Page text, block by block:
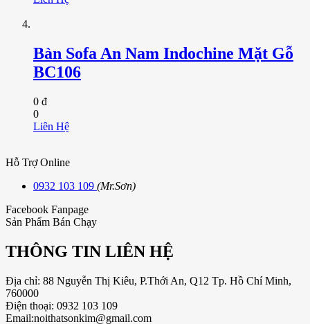
Bàn Sofa An Nam Indochine Mặt Gỗ
BC106
0 đ
0
Liên Hệ
Hỗ Trợ Online
0932 103 109 (Mr.Sơn)
Facebook Fanpage
Sản Phẩm Bán Chạy
THÔNG TIN LIÊN HỆ
Địa chỉ: 88 Nguyễn Thị Kiêu, P.Thới An, Q12 Tp. Hồ Chí Minh,
760000
Điện thoại: 0932 103 109
Email:noithatsonkim@gmail.com